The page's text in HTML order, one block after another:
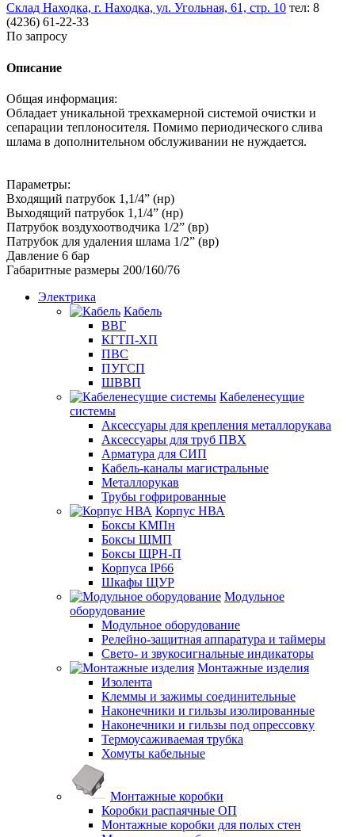
Склад Находка, г. Находка, ул. Угольная, 61, стр. 10 тел: 8
(4236) 61-22-33
По запросу
Описание
Общая информация:
Обладает уникальной трехкамерной системой очистки и
сепарации теплоносителя. Помимо периодического слива
шлама в дополнительном обслуживании не нуждается.
Параметры:
Входящий патрубок 1,1/4” (нр)
Выходящий патрубок 1,1/4” (нр)
Патрубок воздухоотводчика 1/2” (вр)
Патрубок для удаления шлама 1/2” (вр)
Давление 6 бар
Габаритные размеры 200/160/76
Электрика
Кабель
ВВГ
КГТП-ХП
ПВС
ПУГСП
ШВВП
Кабеленесущие
системы
Аксессуары для крепления металлорукава
Аксессуары для труб ПВХ
Арматура для СИП
Кабель-каналы магистральные
Металлорукав
Трубы гофрированные
Корпус НВА
Боксы КМПн
Боксы ЩМП
Боксы ЩРН-П
Корпуса IP66
Шкафы ЩУР
Модульное
оборудование
Модульное оборудование
Релейно-защитная аппаратура и таймеры
Свето- и звукосигнальные индикаторы
Монтажные изделия
Изолента
Клеммы и зажимы соединительные
Наконечники и гильзы изолированные
Наконечники и гильзы под опрессовку
Термоусаживаемая трубка
Хомуты кабельные
Монтажные коробки
Коробки распаячные ОП
Монтажные коробки для полых стен